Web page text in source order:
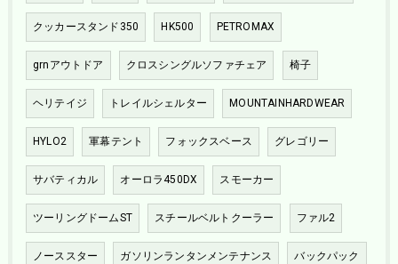
クッカースタンド350 HK500 PETROMAX
grnアウトドア クロスシングルソファチェア 椅子
ヘリテイジ トレイルシェルター MOUNTAINHARDWEAR
HYLO2 軍幕テント フォックスベース グレゴリー
サバティカル オーロラ450DX スモーカー
ツーリングドームST スチールベルトクーラー ファル2
ノーススター ガソリンランタンメンテナンス バックパック